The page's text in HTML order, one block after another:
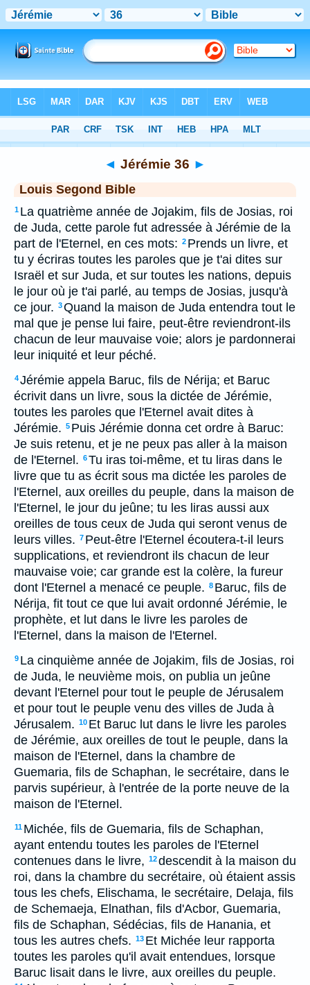
> Jérémie 36
◄ Jérémie 36 ►
Louis Segond Bible
1 La quatrième année de Jojakim, fils de Josias, roi
de Juda, cette parole fut adressée à Jérémie de la
part de l'Eternel, en ces mots: 2 Prends un livre, et
tu y écriras toutes les paroles que je t'ai dites sur
Israël et sur Juda, et sur toutes les nations, depuis
le jour où je t'ai parlé, au temps de Josias, jusqu'à
ce jour. 3Quand la maison de Juda entendra tout le
mal que je pense lui faire, peut-être reviendront-ils
chacun de leur mauvaise voie; alors je pardonnerai
leur iniquité et leur péché.
4Jérémie appela Baruc, fils de Nérija; et Baruc
écrivit dans un livre, sous la dictée de Jérémie,
toutes les paroles que l'Eternel avait dites à
Jérémie. 5 Puis Jérémie donna cet ordre à Baruc:
Je suis retenu, et je ne peux pas aller à la maison
de l'Eternel. 6Tu iras toi-même, et tu liras dans le
livre que tu as écrit sous ma dictée les paroles de
l'Eternel, aux oreilles du peuple, dans la maison de
l'Eternel, le jour du jeûne; tu les liras aussi aux
oreilles de tous ceux de Juda qui seront venus de
leurs villes. 7 Peut-être l'Eternel écoutera-t-il leurs
supplications, et reviendront ils chacun de leur
mauvaise voie; car grande est la colère, la fureur
dont l'Eternel a menacé ce peuple. 8 Baruc, fils de
Nérija, fit tout ce que lui avait ordonné Jérémie, le
prophète, et lut dans le livre les paroles de
l'Eternel, dans la maison de l'Eternel.
9 La cinquième année de Jojakim, fils de Josias, roi
de Juda, le neuvième mois, on publia un jeûne
devant l'Eternel pour tout le peuple de Jérusalem
et pour tout le peuple venu des villes de Juda à
Jérusalem. 10 Et Baruc lut dans le livre les paroles
de Jérémie, aux oreilles de tout le peuple, dans la
maison de l'Eternel, dans la chambre de
Guemaria, fils de Schaphan, le secrétaire, dans le
parvis supérieur, à l'entrée de la porte neuve de la
maison de l'Eternel.
11 Michée, fils de Guemaria, fils de Schaphan,
ayant entendu toutes les paroles de l'Eternel
contenues dans le livre, 12descendit à la maison du
roi, dans la chambre du secrétaire, où étaient assis
tous les chefs, Elischama, le secrétaire, Delaja, fils
de Schemaeja, Elnathan, fils d'Acbor, Guemaria,
fils de Schaphan, Sédécias, fils de Hanania, et
tous les autres chefs. 13 Et Michée leur rapporta
toutes les paroles qu'il avait entendues, lorsque
Baruc lisait dans le livre, aux oreilles du peuple.